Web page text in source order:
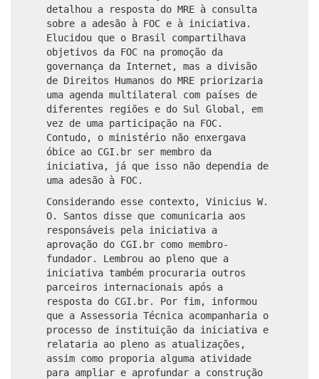
detalhou a resposta do MRE à consulta
sobre a adesão à FOC e à iniciativa.
Elucidou que o Brasil compartilhava
objetivos da FOC na promoção da
governança da Internet, mas a divisão
de Direitos Humanos do MRE priorizaria
uma agenda multilateral com países de
diferentes regiões e do Sul Global, em
vez de uma participação na FOC.
Contudo, o ministério não enxergava
óbice ao CGI.br ser membro da
iniciativa, já que isso não dependia de
uma adesão à FOC.
Considerando esse contexto, Vinicius W.
O. Santos disse que comunicaria aos
responsáveis pela iniciativa a
aprovação do CGI.br como membro-
fundador. Lembrou ao pleno que a
iniciativa também procuraria outros
parceiros internacionais após a
resposta do CGI.br. Por fim, informou
que a Assessoria Técnica acompanharia o
processo de instituição da iniciativa e
relataria ao pleno as atualizações,
assim como proporia alguma atividade
para ampliar e aprofundar a construção